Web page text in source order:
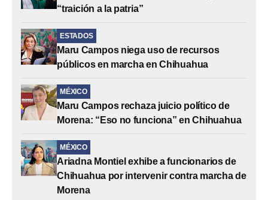
“traición a la patria”
ESTADOS
Maru Campos niega uso de recursos
públicos en marcha en Chihuahua
MÉXICO
Maru Campos rechaza juicio político de
Morena: “Eso no funciona” en Chihuahua
MÉXICO
Ariadna Montiel exhibe a funcionarios de
Chihuahua por intervenir contra marcha de
Morena